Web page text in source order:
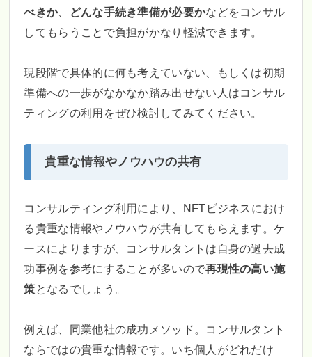
べきか、 どんな手続き準備が必要かなどをコンサル
してもらうことで負担がかなり軽減できます。
現段階で具体的に何も考えていない、もしくは初期
準備への一歩がなかなか踏み出せない人はコンサル
ティングの利用をぜひ検討してみてください。
貴重な情報やノウハウの共有
コンサルティング利用により、NFTビジネスにおけ
る貴重な情報やノウハウが共有してもらえます。ケ
ースによりますが、コンサルタントは自身の過去成
功事例を参考にすることが多いので再現性の高い施
策となるでしょう。
例えば、同業他社の成功メソッド。コンサルタント
ならではの貴重な情報です。いち個人がどれだけ